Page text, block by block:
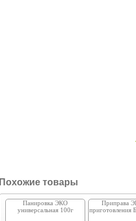
Похожие товары
Панировка ЭКО
универсальная 100г
Приправа
приготовления